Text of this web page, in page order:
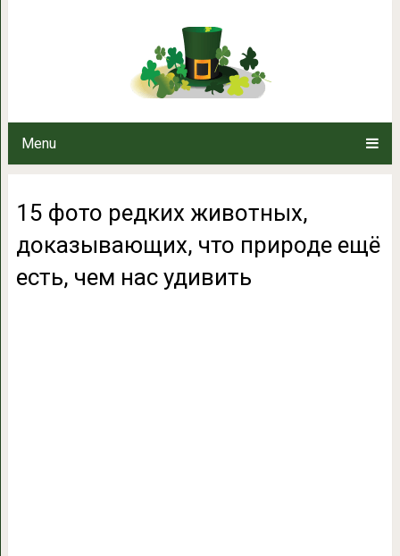
Menu
15 фото редких животных,
15 фото редких животных,
доказывающих, что природе ещё
есть, чем нас удивить